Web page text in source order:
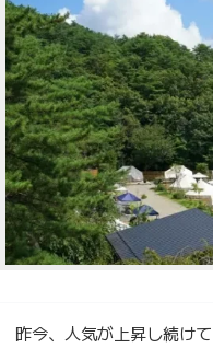
昨今、人気が上昇し続け